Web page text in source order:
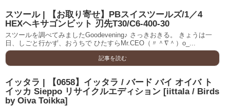
スツール | 【お取り寄せ】PBスイスツールズ/1／4
HEXヘキサゴンビット 刃先T30/C6-400-30
スツールを調べてみましたGoodevening♪ さっきおきる。 きょうは一
日、しごと行かず、おうちで ひたすらMr.CEO（〃＾∇＾）o_...
記事を読む
イッタラ | 【0658】イッタラ / バード バイ オイバ ト
イッカ Sieppo リサイクルエディション [iittala / Birds
by Oiva Toikka]